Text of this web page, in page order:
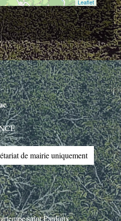
Leaflet
de mairie uniquement
saint Pardoux